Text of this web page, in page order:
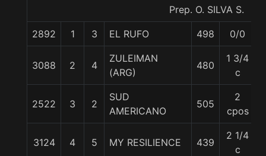
Prep. O. SILVA S.
2892 1 3 EL RUFO 498 0/0
3088 2 4
ZULEIMAN
(ARG)
480
1 3/4
c
2522 3 2
SUD
AMERICANO
505
2
cpos
3124 4 5 MY RESILIENCE 439
2 1/4
c